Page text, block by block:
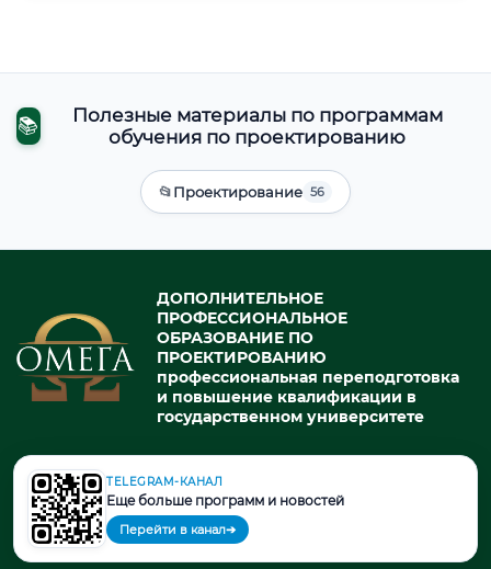
📚
Полезные материалы по программам
обучения по проектированию
📂Проектирование 56
ДОПОЛНИТЕЛЬНОЕ
ПРОФЕССИОНАЛЬНОЕ
ОБРАЗОВАНИЕ ПО
ПРОЕКТИРОВАНИЮ
профессиональная переподготовка
и повышение квалификации в
государственном университете
© 2026. При использовании материалов портала активная ссылка
на источник обязательна.
TELEGRAM-КАНАЛ
Еще больше программ и новостей
Перейти в канал➔